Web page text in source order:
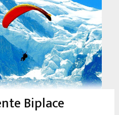
Biplace